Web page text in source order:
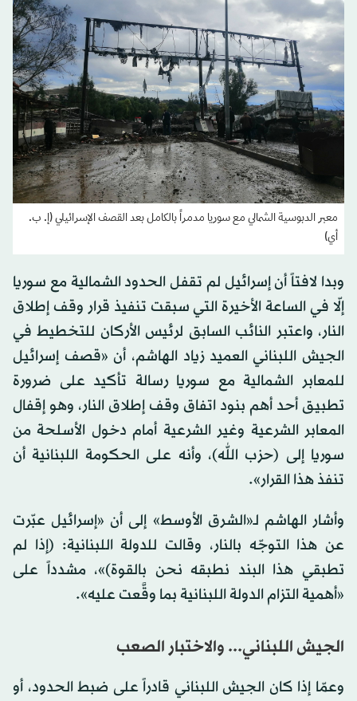
معبر الدبوسية الشمالي مع سوريا مدمراً بالكامل بعد القصف الإسرائيلي (إ. ب.
أي)
وبدا لافتاً أن إسرائيل لم تقفل الحدود الشمالية مع سوريا
إلّا في الساعة الأخيرة التي سبقت تنفيذ قرار وقف إطلاق
النار، واعتبر النائب السابق لرئيس الأركان للتخطيط في
الجيش اللبناني العميد زياد الهاشم، أن «قصف إسرائيل
للمعابر الشمالية مع سوريا رسالة تأكيد على ضرورة
تطبيق أحد أهم بنود اتفاق وقف إطلاق النار، وهو إقفال
المعابر الشرعية وغير الشرعية أمام دخول الأسلحة من
سوريا إلى (حزب الله)، وأنه على الحكومة اللبنانية أن
تنفذ هذا القرار».
وأشار الهاشم لـ«الشرق الأوسط» إلى أن «إسرائيل عبّرت
عن هذا التوجّه بالنار، وقالت للدولة اللبنانية: (إذا لم
تطبقي هذا البند نطبقه نحن بالقوة)»، مشدداً على
«أهمية التزام الدولة اللبنانية بما وقَّعت عليه».
الجيش اللبناني... والاختبار الصعب
وعمّا إذا كان الجيش اللبناني قادراً على ضبط الحدود، أو